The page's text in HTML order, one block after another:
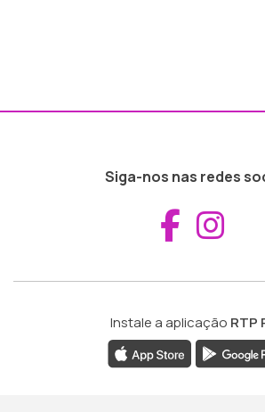
Siga-nos nas redes
Instale a aplicação RTP